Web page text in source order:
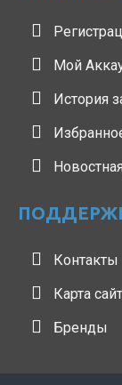
Мой
История
Контакты
Карта
Бренды